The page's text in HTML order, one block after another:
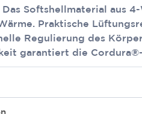
Das Softshellmaterial aus
Praktische
Regulierung des
garantiert die